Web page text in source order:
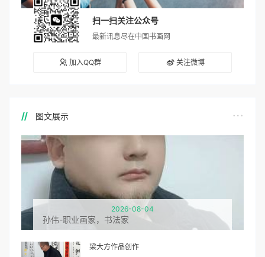
扫一扫关注公众号
最新讯息尽在中国书画网
加入QQ群 关注微博
图文展示
2026-08-04
孙伟-职业画家，书法家
梁大方作品创作